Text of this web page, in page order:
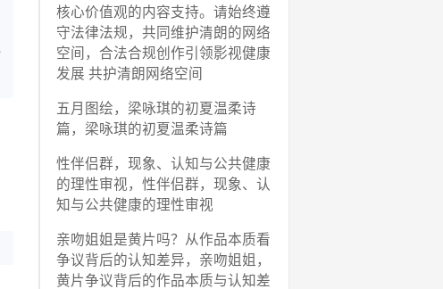
核心价值观的内容支持。请始终遵
守法律法规，共同维护清朗的网络
空间，合法合规创作引领影视健康
发展 共护清朗网络空间
五月图绘，梁咏琪的初夏温柔诗
篇，梁咏琪的初夏温柔诗篇
性伴侣群，现象、认知与公共健康
的理性审视，性伴侣群，现象、认
知与公共健康的理性审视
亲吻姐姐是黄片吗？从作品本质看
争议背后的认知差异，亲吻姐姐，
黄片争议背后的作品本质与认知差